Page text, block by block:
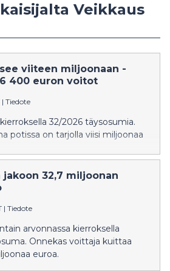
Veikkaus
viiteen miljoonaan -
400 euron voitot
| Tiedote
32/2026 täysosumia.
potissa on tarjolla viisi miljoonaa
jakoon 32,7 miljoonan
| Tiedote
arvonnassa kierroksella
Onnekas voittaja kuittaa
euroa.